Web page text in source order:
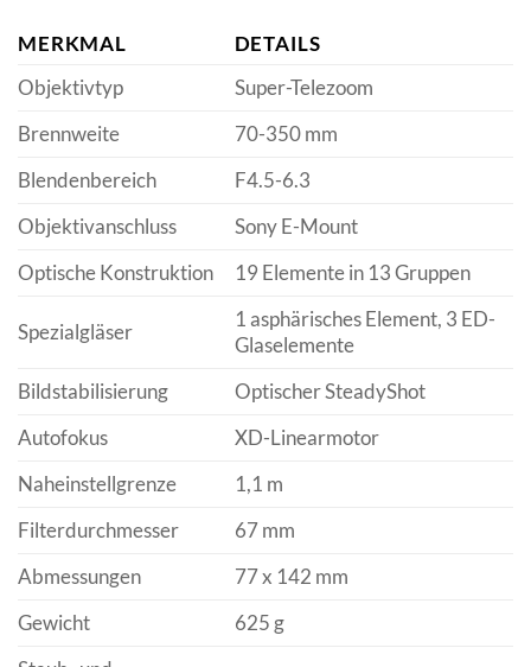
MERKMAL
DETAILS
Objektivtyp
Super-Telezoom
Brennweite
70-350 mm
Blendenbereich
F4.5-6.3
Objektivanschluss
Sony E-Mount
Optische Konstruktion
19 Elemente in 13 Gruppen
Spezialgläser
1 asphärisches Element, 3 ED-
Glaselemente
Bildstabilisierung
Optischer SteadyShot
Autofokus
XD-Linearmotor
Naheinstellgrenze
1,1 m
Filterdurchmesser
67 mm
Abmessungen
77 x 142 mm
Gewicht
625 g